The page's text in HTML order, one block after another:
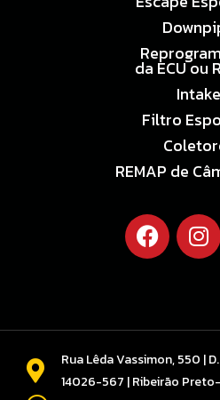
da ECU ou
Intake
Filtro
REMAP de
Rua Lêda Vassimon, 550 |
14026-567 | Ribeirão